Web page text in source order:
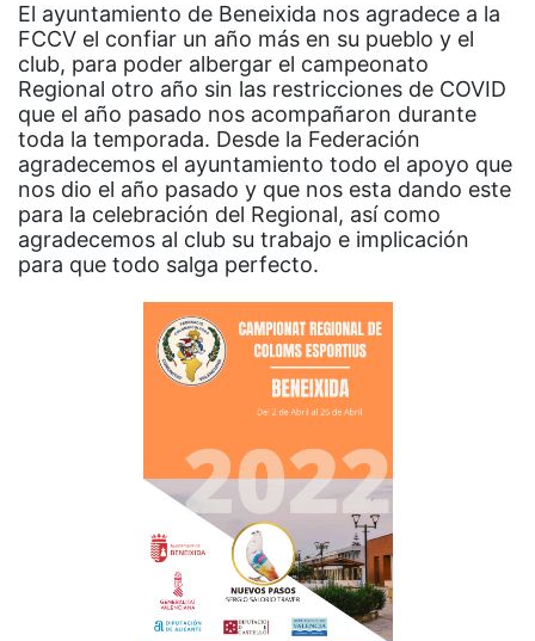
El ayuntamiento de Beneixida nos agradece a la
FCCV el confiar un año más en su pueblo y el
club, para poder albergar el campeonato
Regional otro año sin las restricciones de COVID
que el año pasado nos acompañaron durante
toda la temporada. Desde la Federación
agradecemos el ayuntamiento todo el apoyo que
nos dio el año pasado y que nos esta dando este
para la celebración del Regional, así como
agradecemos al club su trabajo e implicación
para que todo salga perfecto.